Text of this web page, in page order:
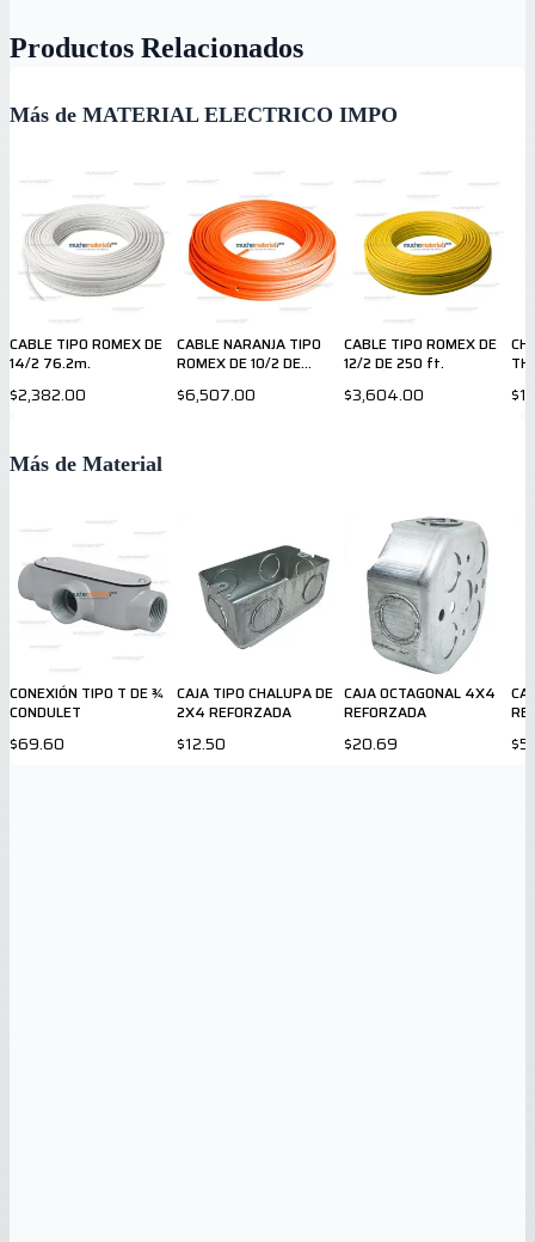
Productos Relacionados
Más de MATERIAL ELECTRICO IMPO
CABLE TIPO ROMEX DE
14/2 76.2m.
$2,382.00
CABLE NARANJA TIPO
ROMEX DE 10/2 DE
$6,507.00
CABLE TIPO ROMEX DE
12/2 DE 250 ft.
$3,604.00
Más de Material
CONEXIÓN TIPO T DE ¾
CONDULET
$69.60
CAJA TIPO CHALUPA DE
2X4 REFORZADA
$12.50
CAJA OCTAGONAL 4X4
REFORZADA
$20.69